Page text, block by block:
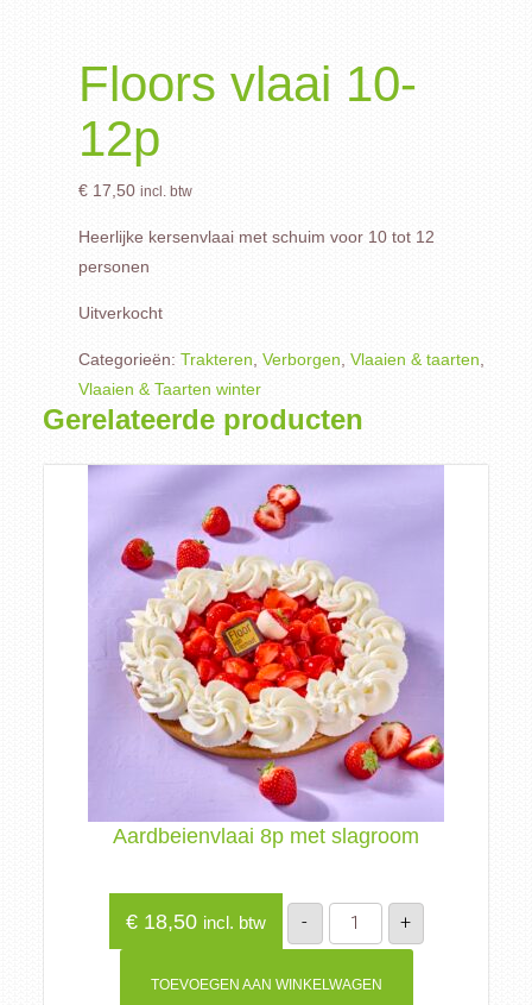
Floors vlaai 10-
12p
€17,50 incl. btw
Heerlijke kersenvlaai met schuim voor 10 tot 12
personen
Uitverkocht
Categorieën: Trakteren Verborgen Vlaaien & taarten
Vlaaien & Taarten winter
Gerelateerde producten
Aardbeienvlaai 8p met slagroom
€18,50 incl. btw -
Aardbeienvlaai
met
aantal
+
TOEVOEGEN AAN WINKELWAGEN